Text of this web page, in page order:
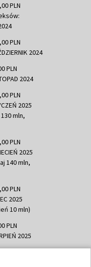
PLN
PLN
2024
PLN
2024
PLN
2025
mln,
PLN
2025
140 mln,
PLN
2025
10 mln)
PLN
2025
PLN